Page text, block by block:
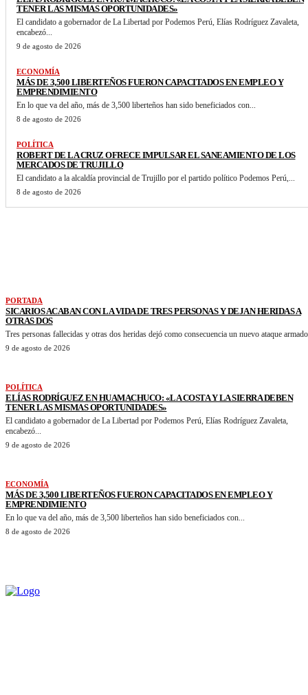
TENER LAS MISMAS OPORTUNIDADES»
El candidato a gobernador de La Libertad por Podemos Perú, Elías Rodríguez Zavaleta,
encabezó...
9 de agosto de 2026
ECONOMÍA
MÁS DE 3,500 LIBERTEÑOS FUERON CAPACITADOS EN EMPLEO Y
EMPRENDIMIENTO
En lo que va del año, más de 3,500 liberteños han sido beneficiados con...
8 de agosto de 2026
POLÍTICA
ROBERT DE LA CRUZ OFRECE IMPULSAR EL SANEAMIENTO DE LOS
MERCADOS DE TRUJILLO
El candidato a la alcaldía provincial de Trujillo por el partido político Podemos Perú,...
8 de agosto de 2026
PORTADA
SICARIOS ACABAN CON LA VIDA DE TRES PERSONAS Y DEJAN HERIDAS A
OTRAS DOS
Tres personas fallecidas y otras dos heridas dejó como consecuencia un nuevo ataque
9 de agosto de 2026
POLÍTICA
ELÍAS RODRÍGUEZ EN HUAMACHUCO: «LA COSTA Y LA SIERRA DEBEN
TENER LAS MISMAS OPORTUNIDADES»
El candidato a gobernador de La Libertad por Podemos Perú, Elías Rodríguez Zavaleta,
encabezó...
9 de agosto de 2026
ECONOMÍA
MÁS DE 3,500 LIBERTEÑOS FUERON CAPACITADOS EN EMPLEO Y
EMPRENDIMIENTO
En lo que va del año, más de 3,500 liberteños han sido beneficiados con...
8 de agosto de 2026